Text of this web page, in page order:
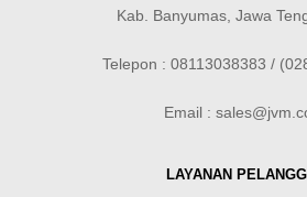
Kab. Banyumas, Jawa
Telepon : 08113038383 /
Email :
LAYANAN